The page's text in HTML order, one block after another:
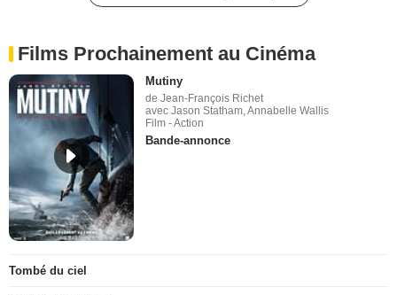
Films Prochainement au Cinéma
Mutiny
de Jean-François Richet
avec Jason Statham, Annabelle Wallis
Film - Action
Bande-annonce
Tombé du ciel